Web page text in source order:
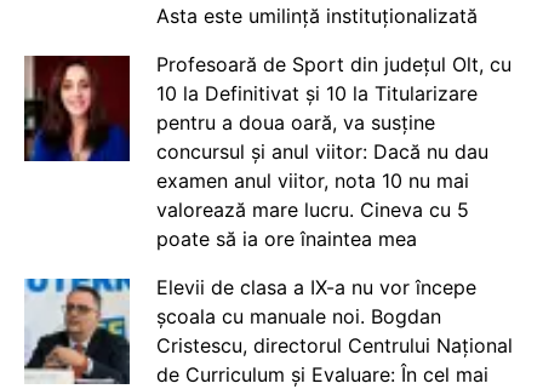
Asta este umilință instituționalizată
Profesoară de Sport din județul Olt, cu
10 la Definitivat și 10 la Titularizare
pentru a doua oară, va susține
concursul și anul viitor: Dacă nu dau
examen anul viitor, nota 10 nu mai
valorează mare lucru. Cineva cu 5
poate să ia ore înaintea mea
Elevii de clasa a IX-a nu vor începe
școala cu manuale noi. Bogdan
Cristescu, directorul Centrului Național
de Curriculum și Evaluare: În cel mai